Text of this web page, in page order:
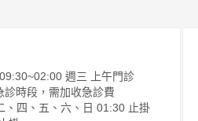
週三 上午門診
時段，需加收急診費
四、五、六、日 01:30 止掛